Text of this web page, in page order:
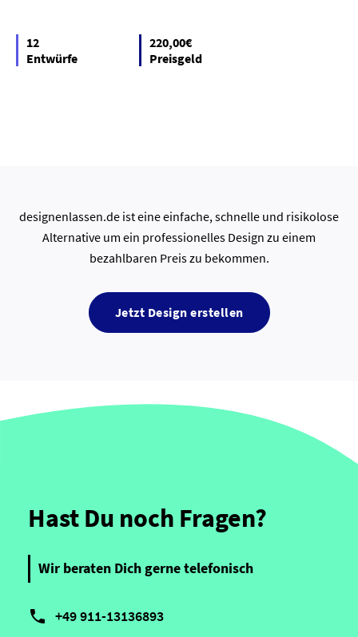
12
Entwürfe
220,00€
Preisgeld
designenlassen.de ist eine einfache, schnelle und risikolose
Alternative um ein professionelles Design zu einem
bezahlbaren Preis zu bekommen.
Jetzt Design erstellen
Hast Du noch Fragen?
Wir beraten Dich gerne telefonisch
 +49 911-13136893